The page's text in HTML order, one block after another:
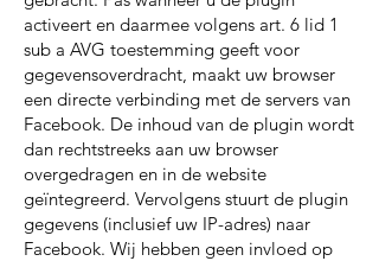
activeert en daarmee volgens art. 6 lid 1
sub a AVG toestemming geeft voor
gegevensoverdracht, maakt uw browser
een directe verbinding met de servers van
Facebook. De inhoud van de plugin wordt
dan rechtstreeks aan uw browser
overgedragen en in de website
geïntegreerd. Vervolgens stuurt de plugin
gegevens (inclusief uw IP-adres) naar
Facebook. Wij hebben geen invloed op